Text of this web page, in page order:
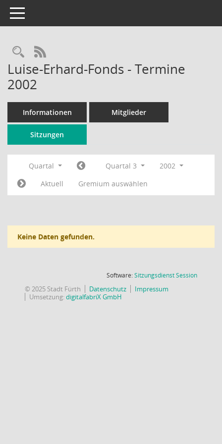
Toggle navigation
Rechercheauswahl
RSS-Feed
Luise-Erhard-Fonds - Termine
2002
Informationen Mitglieder
Sitzungen
Quartal Quartal 3
2002
Aktuell
Gremium auswählen
Keine Daten gefunden.
Software:SitzungsdienstSession(Wird in
© 2025 Stadt Fürth Datenschutz
Impressum
Umsetzung:digitalfabriX GmbH